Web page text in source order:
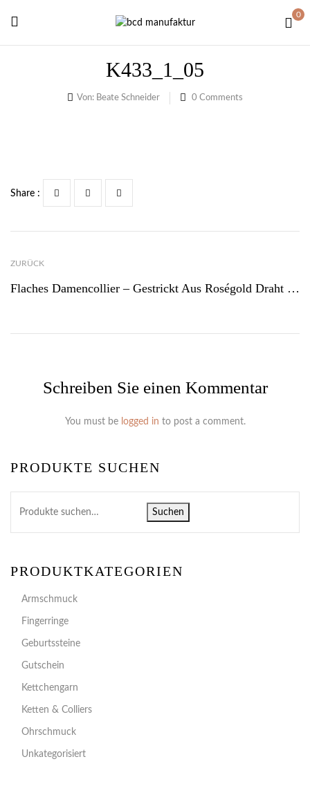
0
K433_1_05
Von: Beate Schneider 0 Comments
PRODUKTE SUCHEN
Suchen
PRODUKTKATEGORIEN
Armschmuck
Fingerringe
Geburtssteine
Gutschein
Kettchengarn
Ketten & Colliers
Ohrschmuck
Unkategorisiert
Share :
ZURÜCK
Flaches Damencollier – Gestrickt Aus Roségold Draht – K434_1
Schreiben Sie einen Kommentar
You must be logged in to post a comment.